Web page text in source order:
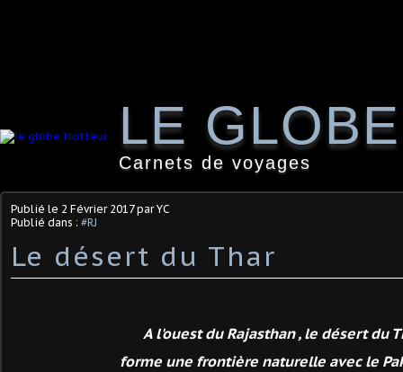
LE
Carnets de voyages
Publié le 2 Février 2017par YC
Publié dans : #RJ
Le désert du Thar
A l'ouest du Rajasthan , le désert du
forme une frontière naturelle avec le